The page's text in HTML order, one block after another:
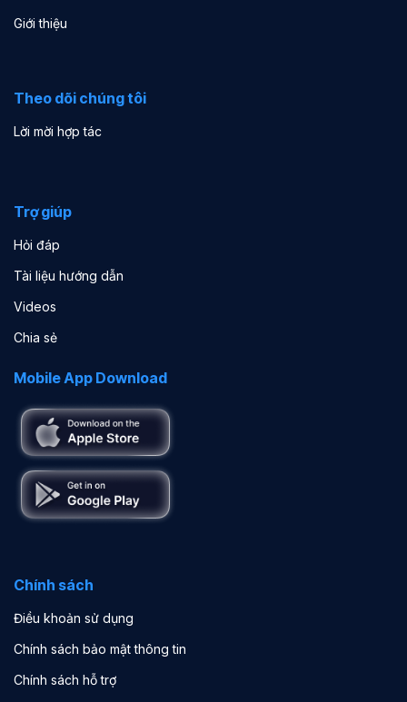
Giới thiệu
Theo dõi chúng tôi
Lời mời hợp tác
Trợ giúp
Hỏi đáp
Tài liệu hướng dẫn
Videos
Chia sẻ
Mobile App Download
Chính sách
Điều khoản sử dụng
Chính sách bảo mật thông tin
Chính sách hỗ trợ